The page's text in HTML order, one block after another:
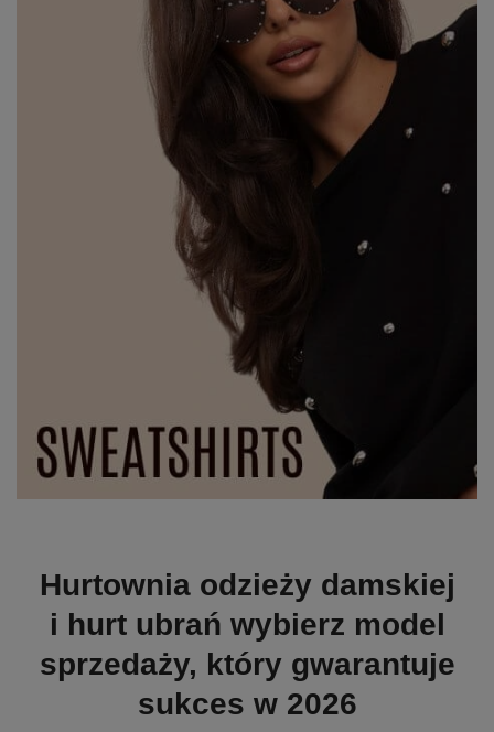
Hurtownia odzieży damskiej
i hurt ubrań wybierz model
sprzedaży, który gwarantuje
sukces w 2026